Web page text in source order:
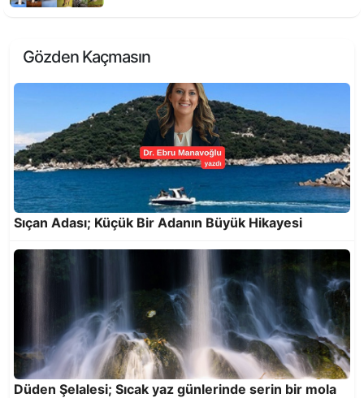
Melekli Cami
Gözden Kaçmasın
Sıçan Adası; Küçük Bir Adanın Büyük Hikayesi
Düden Şelalesi; Sıcak yaz günlerinde serin bir mola